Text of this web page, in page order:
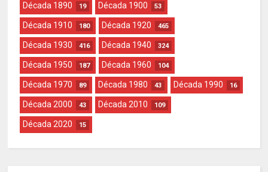
Década 1890 19 Década 1900 53
Década 1910 180 Década 1920 465
Década 1930 416 Década 1940 324
Década 1950 187 Década 1960 104
Década 1970 89 Década 1980 43 Década 1990 16
Década 2000 43 Década 2010 109
Década 2020 15